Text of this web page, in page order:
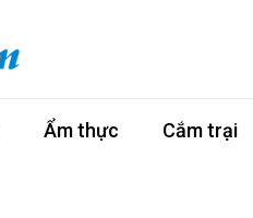
Ẩm thực Cắm trại